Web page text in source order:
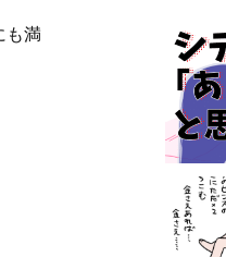
も満